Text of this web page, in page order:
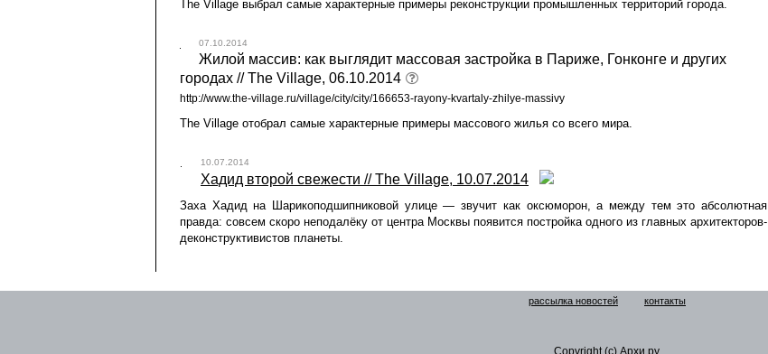
The Village выбрал самые характерные примеры реконструкции промышленных территорий города.
07.10.2014
Жилой массив: как выглядит массовая застройка в Париже, Гонконге и других
городах // The Village, 06.10.2014
http://www.the-village.ru/village/city/city/166653-rayony-kvartaly-zhilye-massivy
The Village отобрал самые характерные примеры массового жилья со всего мира.
10.07.2014
Хадид второй свежести // The Village, 10.07.2014
Заха Хадид на Шарикоподшипниковой улице — звучит как оксюморон, а между тем это абсолютная
правда: совсем скоро неподалёку от центра Москвы появится постройка одного из главных архитекторов-
деконструктивистов планеты.
рассылка новостей контакты
Copyright (c) Архи.ру.